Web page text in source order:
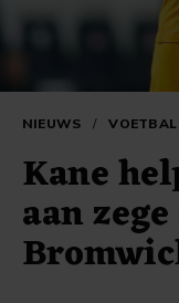
NIEUWS / VOETBAL
Kane
aan